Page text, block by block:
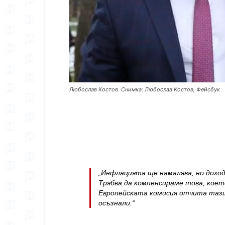
Любослав Костов. Снимка: Любослав Костов, Фейсбук
„Инфлацията ще намалява, но
Трябва да компенсираме това,
Европейската комисия отчита
осъзнали.“